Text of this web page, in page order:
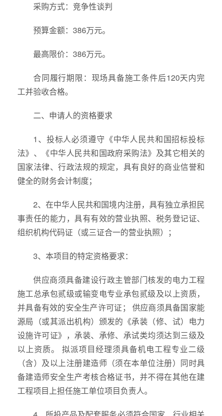
采购方式：竞争性谈判
预算金额：386万元。
最高限价：386万元。
合同履行期限：现场具备施工条件后120天内完
工并验收合格。
二、申请人的资格要求
1、投标人必须遵守《中华人民共和国招标投标
法》、《中华人民共和国政府采购法》及其它相关的
国家法律、行政法规的规定，具有良好的商业信誉和
健全的财务会计制度；
2、在中华人民共和国境内注册，具有独立承担民
事责任的能力，具有有效的营业执照、税务登记证、
组织机构代码证（或三证合一的营业执照）；
3、本项目的特定资格要求：
供应商须具备建设行政主管部门核发的电力工程
施工总承包贰级或输变电专业承包贰级及以上资质，
并具备有效的安全生产许可证； 供应商须具备国家能
源局（或其派出机构）颁发的《承装（修、试）电力
设施许可证》，承装、承修、承试类均须达到三级及
以上资质。 拟派项目经理须具备机电工程专业二级
（含）及以上注册建造师（须在本单位注册）同时具
备建造师安全生产考核合格证书，并不得在其他在建
工程项目上担任施工单位项目负责人。